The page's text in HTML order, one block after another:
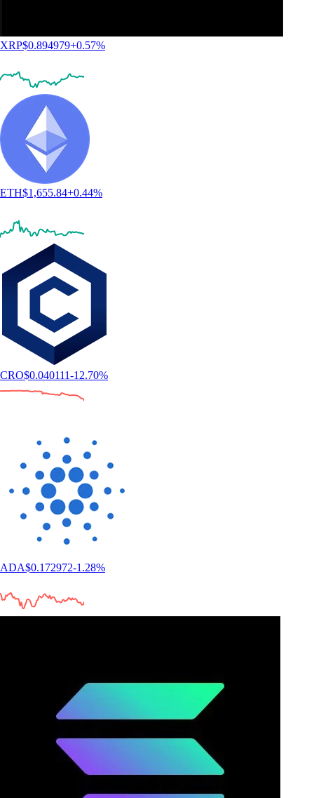
XRP$0.894979+0.57%
ETH$1,655.84+0.44%
CRO$0.040111-12.70%
ADA$0.172972-1.28%